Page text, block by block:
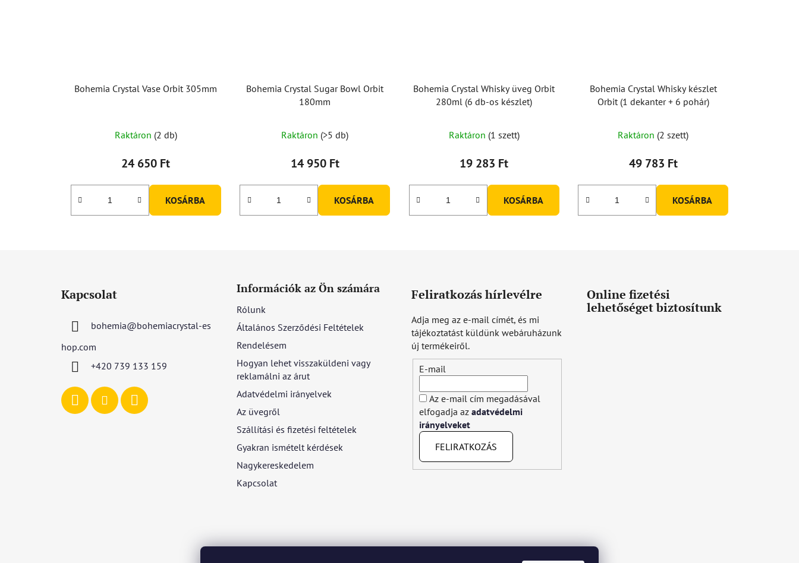
Bohemia Crystal Vase Orbit 305mm
Raktáron (2 db)
24 650 Ft
KOSÁRBA
Bohemia Crystal Sugar Bowl Orbit
180mm
Raktáron (>5 db)
14 950 Ft
KOSÁRBA
Bohemia Crystal Whisky üveg Orbit
280ml (6 db-os készlet)
Raktáron (1 szett)
19 283 Ft
KOSÁRBA
Bohemia Crystal Whisky készlet
Orbit (1 dekanter + 6 pohár)
Raktáron (2 szett)
49 783 Ft
KOSÁRBA
Kapcsolat
bohemia@bohemiacrystal-es
hop.com
+420 739 133 159
Információk az Ön számára
Rólunk
Általános Szerződési Feltételek
Rendelésem
Hogyan lehet visszaküldeni vagy
reklamálni az árut
Adatvédelmi irányelvek
Az üvegről
Szállítási és fizetési feltételek
Gyakran ismételt kérdések
Nagykereskedelem
Kapcsolat
Feliratkozás hírlevélre
Adja meg az e-mail címét, és mi
tájékoztatást küldünk webáruházunk
új termékeiről.
E-mail
Az e-mail cím megadásával
elfogadja az adatvédelmi
irányelveket
FELIRATKOZÁS
Online fizetési
lehetőséget biztosítunk